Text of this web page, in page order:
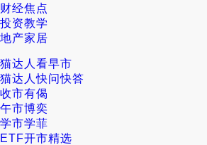
财经焦点
投资教学
地产家居
猫达人看早市
猫达人快问快答
收市有偈
午市博奕
学市学菲
ETF开市精选